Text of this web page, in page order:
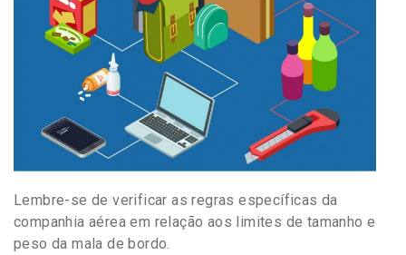
Lembre-se de verificar as regras específicas da
companhia aérea em relação aos limites de tamanho e
peso da mala de bordo.